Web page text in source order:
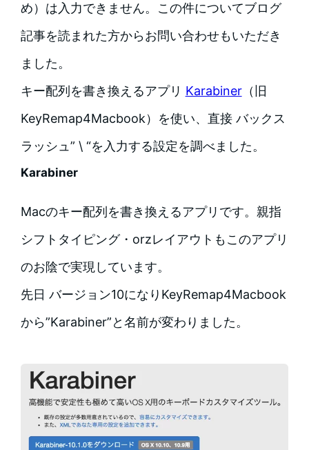
め）は入力できません。この件についてブログ
記事を読まれた方からお問い合わせもいただき
ました。
キー配列を書き換えるアプリ Karabiner（旧
KeyRemap4Macbook）を使い、直接 バックス
ラッシュ” \“を入力する設定を調べました。
Karabiner
Macのキー配列を書き換えるアプリです。親指
シフトタイピング・orzレイアウトもこのアプリ
のお陰で実現しています。
先日 バージョン10になりKeyRemap4Macbook
から”Karabiner”と名前が変わりました。